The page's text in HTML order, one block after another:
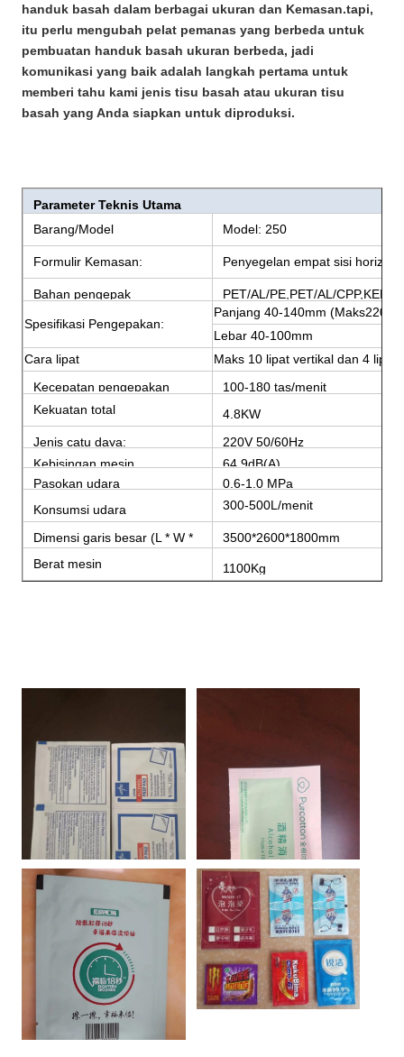
handuk basah dalam berbagai ukuran dan Kemasan.tapi,
itu perlu mengubah pelat pemanas yang berbeda untuk
pembuatan handuk basah ukuran berbeda, jadi
komunikasi yang baik adalah langkah pertama untuk
memberi tahu kami jenis tisu basah atau ukuran tisu
basah yang Anda siapkan untuk diproduksi.
Parameter Teknis Utama
Barang/Model
Model: 250
Formulir Kemasan: Penyegelan empat sisi
Bahan pengepak PET/AL/PE,PET/AL/
Spesifikasi Pengepakan:
Panjang 40-140mm
Lebar 40-100mm
Cara lipat
Maks 10 lipat vertikal dan 4 lipat
Kecepatan pengepakan
100-180 tas/menit
Kekuatan total
4.8KW
Jenis catu daya:
220V 50/60Hz
Kebisingan mesin
64.9dB(A)
Pasokan udara
0,6-1,0 MPa
Konsumsi udara
300-500L/menit
Dimensi garis besar (L * W *
H)
3500*2600*1800mm
Berat mesin
1100Kg